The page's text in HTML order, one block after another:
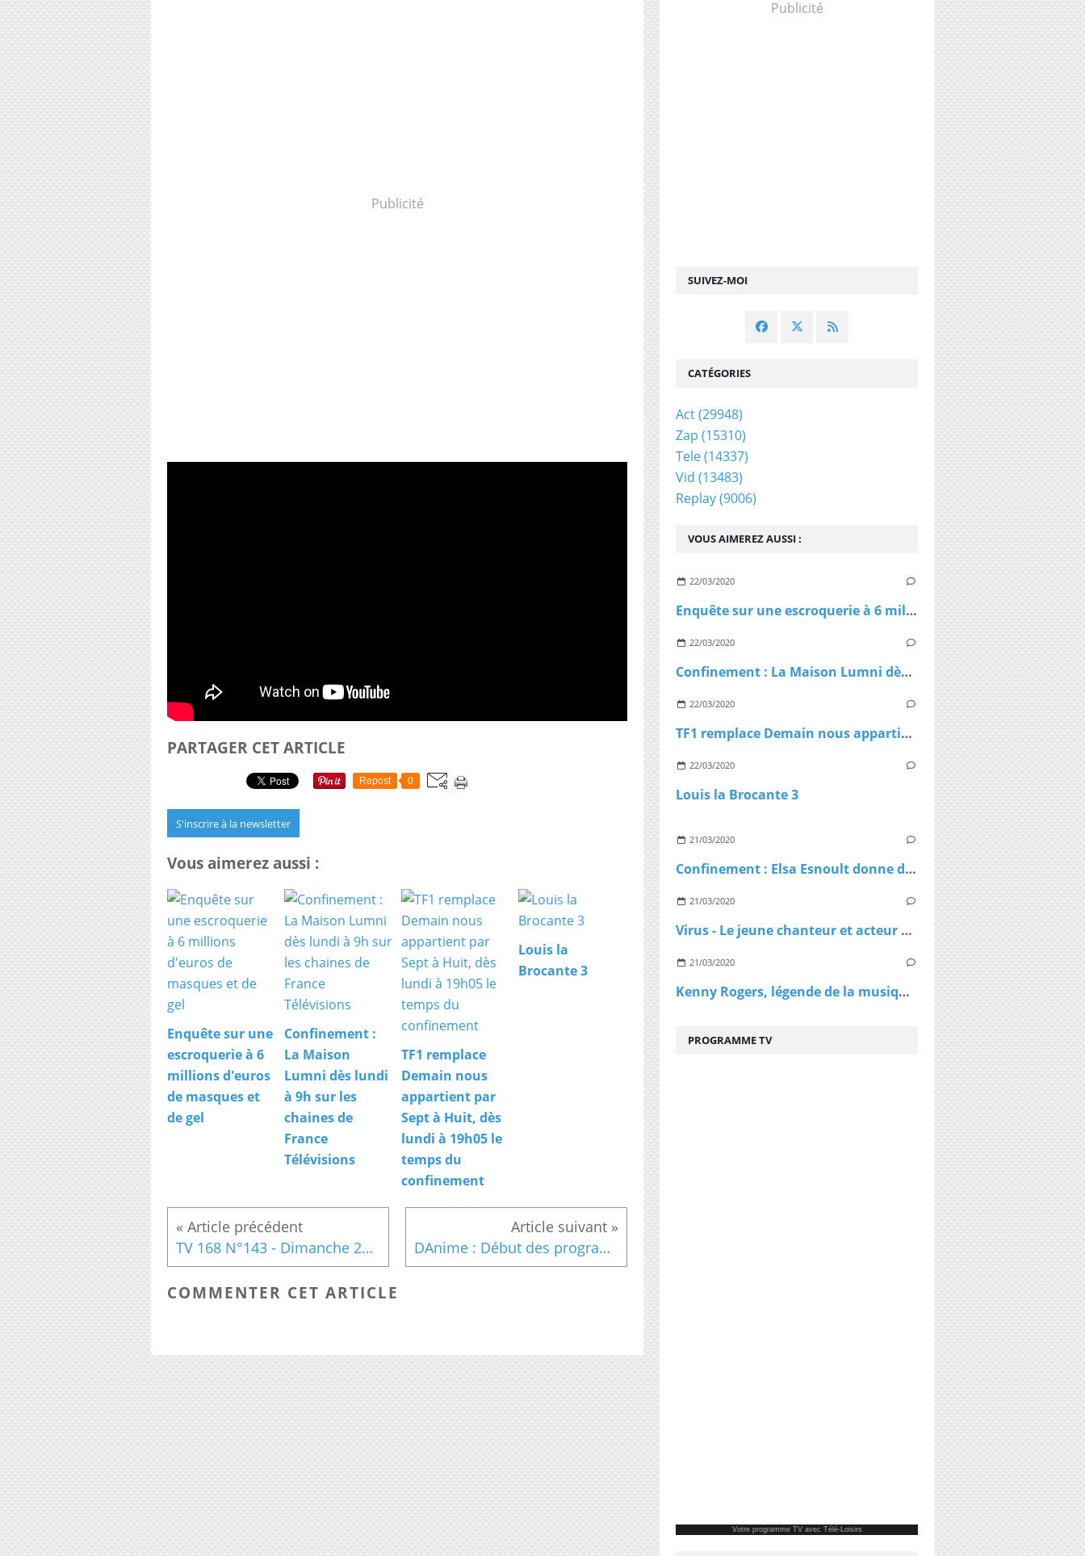
Publicité
PARTAGER CET ARTICLE
Repost 0
S'inscrire à la newsletter
Vous aimerez aussi :
Enquête sur une
escroquerie à 6
millions d'euros
de masques et
de gel
Confinement :
La Maison
Lumni dès lundi
à 9h sur les
chaines de
France
Télévisions
TF1 remplace
Demain nous
appartient par
Sept à Huit, dès
lundi à 19h05 le
temps du
confinement
Louis la
Brocante 3
TV 168 N°143 - Dimanche 22 Mars 2020 DAnime : Début des programmes jeunesse jusqu'en 1974
COMMENTER CET ARTICLE
SUIVEZ-MOI
Publicité
VOUS AIMEREZ AUSSI :
22/03/2020
Enquête sur une escroquerie à 6 millions d'euros de masques et de gel
22/03/2020
Confinement : La Maison Lumni dès lundi à 9h sur les chaines de France Télévisions
22/03/2020
TF1 remplace Demain nous appartient par Sept à Huit, dès lundi à 19h05 le temps du confinement
22/03/2020
Louis la Brocante 3
21/03/2020
Confinement : Elsa Esnoult donne de ses nouvelles dans une longue vidéo Facebook Live
21/03/2020
Virus - Le jeune chanteur et acteur Lenni Kim annonce être positif au coronavirus ainsi que sa maman après un test fait au Canada
21/03/2020
Kenny Rogers, légende de la musique country, est décédé à 81 ans
CATÉGORIES
Act(29948)
Zap (15310)
Tele(14337)
Vid (13483)
Replay(9006)
PROGRAMME TV
Votre programme TVavec Télé-Loisirs